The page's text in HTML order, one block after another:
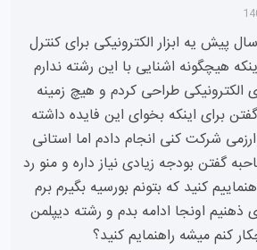
دوسال پیش یه ابزار الکترونیکی برای کنترل
هیچگونه اشنایی با این رشته ندارم
الکترونیکی طراحی کردم و هیچ زمینه
برای اینکه بخوای این فایده داشته
شرکت کنی انجام دادم اما استانی
گفتن بودجه زیادی نیاز داره و منو رد
کنید که بتونم بورسیه بگیرم برم
ذهنیم اونجا ادامه بدم و رشته دیپلمن
کنم میشه راهنمایم کنید؟